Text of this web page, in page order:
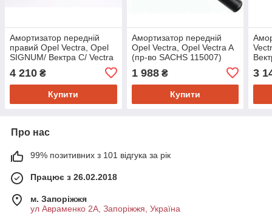
Амортизатор передній
правий Opel Vectra, Opel
SIGNUM/ Вектра C/ Vectra
334634)
4 210 ₴
Купити
Амортизатор передній
Opel Vectra, Opel Vectra A
(пр-во SACHS 115007)
1 988₴
Купити
3
Про нас
99% позитивних з 101 відгука за рік
Працює з 26.02.2018
м. Запоріжжя
ул Авраменко 2А, Запоріжжя, Україна